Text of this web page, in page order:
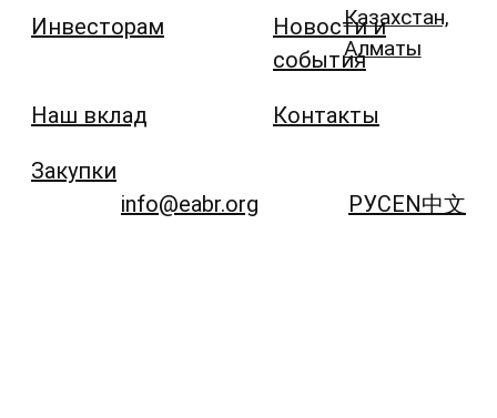
Инвесторам
Наш вклад
Закупки
Новости и
события
Контакты
Казахстан,
Алматы
info@eabr.org РУСEN中文